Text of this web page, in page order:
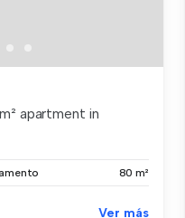
apartment in
80 m²
Ver más